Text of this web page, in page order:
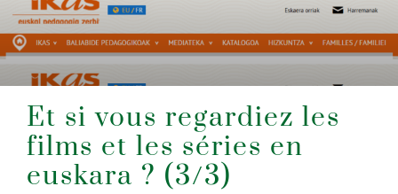
Et si vous regardiez les
films et les séries en
euskara ? (3/3)